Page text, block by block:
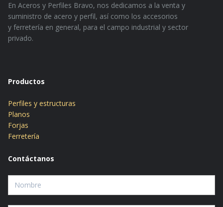
En Aceros y Perfiles Bravo, nos dedicamos a la venta y
suministro de acero y perfil, así como los accesorios
y ferretería en general, para el campo industrial y sector
privado.
Productos
Perfiles y estructuras
Planos
Forjas
Ferretería
Contáctanos